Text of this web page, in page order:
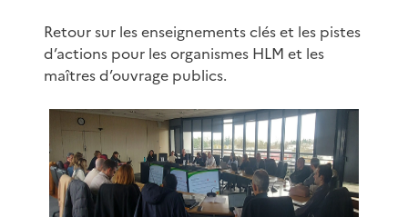
Retour sur les enseignements clés et les pistes
d’actions pour les organismes HLM et les
maîtres d’ouvrage publics.